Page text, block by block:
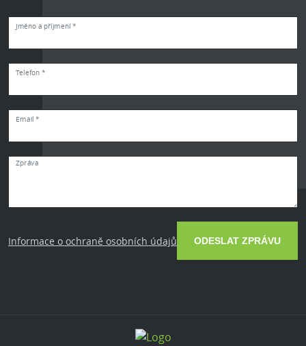
Jméno a příjmení *
Telefon *
Email *
Zpráva
Informace o ochraně osobních údajů ODESLAT ZPRÁVU